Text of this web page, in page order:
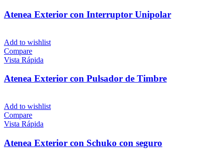
Atenea Exterior con Interruptor Unipolar
Add to wishlist
Compare
Vista Rápida
Atenea Exterior con Pulsador de Timbre
Add to wishlist
Compare
Vista Rápida
Atenea Exterior con Schuko con seguro